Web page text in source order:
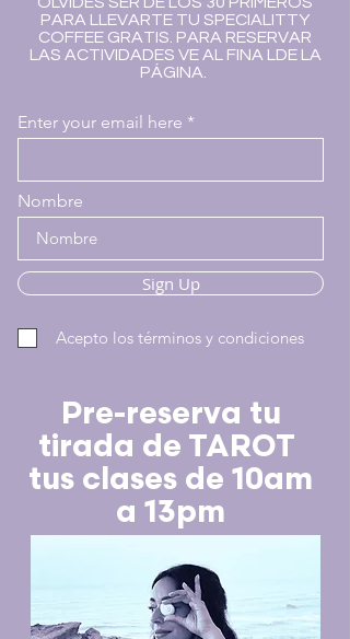
PARA LLEVARTE TU SPECIALITTY
COFFEE GRATIS. PARA RESERVAR
LAS ACTIVIDADES VE AL FINA LDE LA
PÁGINA.
Enter your email here
Nombre
Sign Up
Acepto los términos y condiciones
Pre-reserva tu
tirada de TAROT
tus clases de 10am
a 13pm